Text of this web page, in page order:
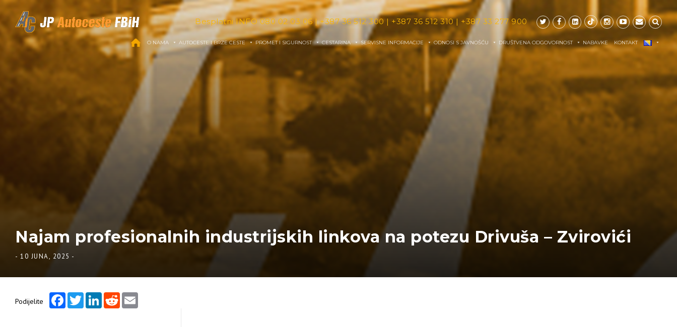
Skip to content
Besplatni INFO080 02 03 06|+387 36 512 300 | +387 36 512 310| +387 33 277 900
O NAMA AUTOCESTE I BRZE CESTE PROMET I SIGURNOST CESTARINA SERVISNE INFORMACIJE ODNOSI S JAVNOŠĆU DRUŠTVENA ODGOVORNOST NABAVKE KONTAKT
Najam profesionalnih industrijskih linkova na potezu Drivuša – Zvirovići
- 10 JUNA, 2025 -
Podijelite
FacebookTwitterLinkedInReddit